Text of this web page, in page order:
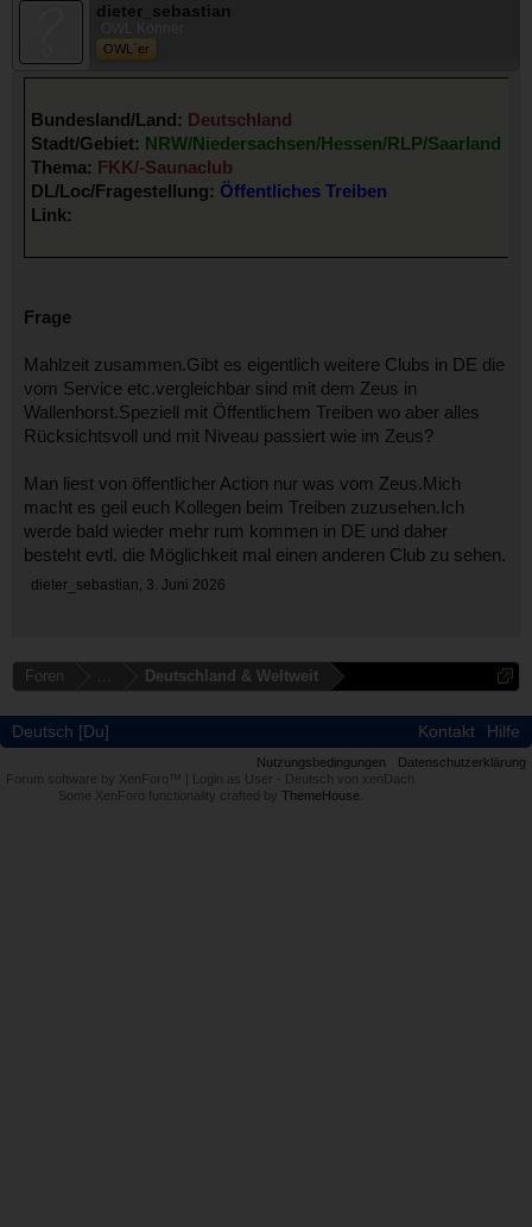
dieter_sebastian
OWL´er
Bundesland/Land: Deutschland
Stadt/Gebiet: NRW/Niedersachsen/Hessen/RLP/Saarland
Thema: FKK/-Saunaclub
DL/Loc/Fragestellung: Öffentliches Treiben
Link:
Frage
Mahlzeit zusammen.Gibt es eigentlich weitere Clubs in DE die
vom Service etc.vergleichbar sind mit dem Zeus in
Wallenhorst.Speziell mit Öffentlichem Treiben wo aber alles
Rücksichtsvoll und mit Niveau passiert wie im Zeus?
Man liest von öffentlicher Action nur was vom Zeus.Mich
macht es geil euch Kollegen beim Treiben zuzusehen.Ich
werde bald wieder mehr rum kommen in DE und daher
besteht evtl. die Möglichkeit mal einen anderen Club zu sehen.
dieter_sebastian, 3. Juni 2026
Foren ... Deutschland & Weltweit
Deutsch [Du] Kontakt Hilfe
Nutzungsbedingungen
Datenschutzerklärung
Forum software by XenForo™
Login as User - Deutsch von xenDach
Some XenForo functionality crafted by ThemeHouse.